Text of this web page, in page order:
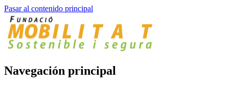
Pasar al contenido principal
Navegación principal